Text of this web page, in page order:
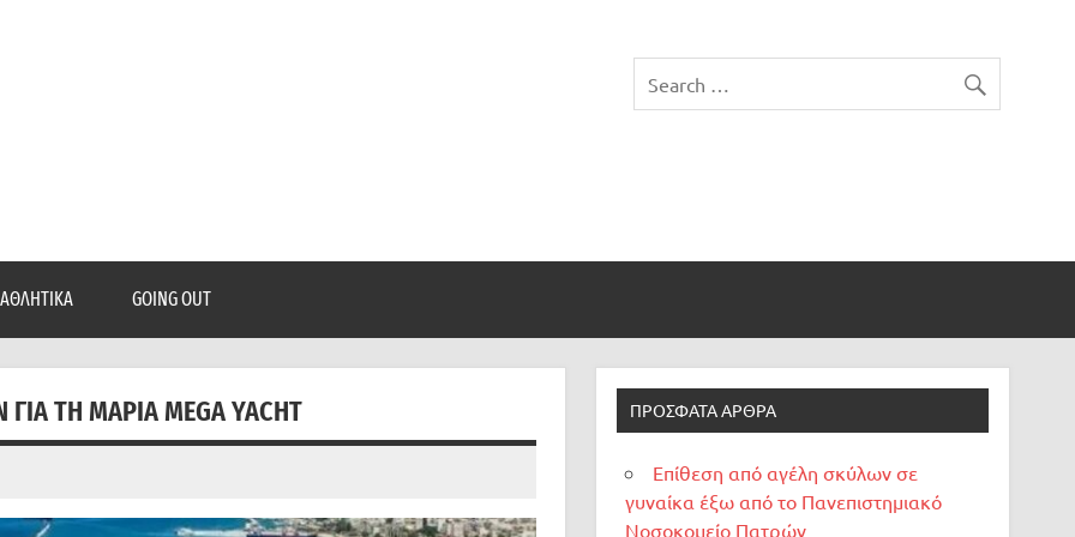
ΑΘΛΗΤΙΚΆ GOING OUT
ΤΗ ΜΑΡΊΑ MEGA YACHT ΠΡΌΣΦΑΤΑ ΆΡΘΡΑ
Επίθεση από αγέλη σκύλων σε
γυναίκα έξω από το Πανεπιστημιακό
Νοσοκομείο Πατρών